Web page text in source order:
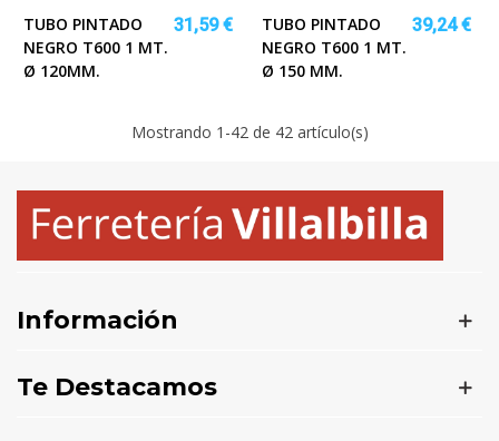
TUBO PINTADO
NEGRO T600 1 MT.
Ø 120MM.
31,59 €
TUBO PINTADO
NEGRO T600 1 MT.
Ø 150 MM.
39,24 €
Mostrando 1 -42 de 42 artículo(s)
Información
Te Destacamos